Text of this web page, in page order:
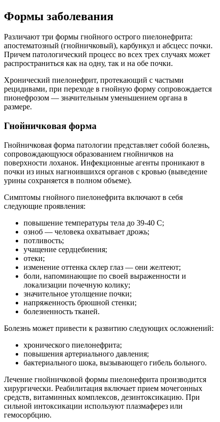
Формы заболевания
Различают три формы гнойного острого пиелонефрита:
апостематозный (гнойничковый), карбункул и абсцесс почки.
Причем патологический процесс во всех трех случаях может
распространиться как на одну, так и на обе почки.
Хронический пиелонефрит, протекающий с частыми
рецидивами, при переходе в гнойную форму сопровождается
пионефрозом — значительным уменьшением органа в
размере.
Гнойничковая форма
Гнойничковая форма патологии представляет собой болезнь,
сопровождающуюся образованием гнойничков на
поверхности лоханок. Инфекционные агенты проникают в
почки из иных нагноившихся органов с кровью (выведение
урины сохраняется в полном объеме).
Симптомы гнойного пиелонефрита включают в себя
следующие проявления:
повышение температуры тела до 39-40 С;
озноб — человека охватывает дрожь;
потливость;
учащение сердцебиения;
отеки;
изменение оттенка склер глаз — они желтеют;
боли, напоминающие по своей выраженности и
локализации почечную колику;
значительное утолщение почки;
напряженность брюшной стенки;
болезненность тканей.
Болезнь может привести к развитию следующих осложнений:
хронического пиелонефрита;
повышения артериального давления;
бактериального шока, вызывающего гибель больного.
Лечение гнойничковой формы пиелонефрита производится
хирургически. Реабилитация включает прием мочегонных
средств, витаминных комплексов, дезинтоксикацию. При
сильной интоксикации используют плазмаферез или
гемосорбцию.